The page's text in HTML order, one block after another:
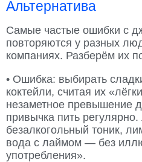
Альтернатива
Самые частые ошибки с
повторяются у разных
компаниях. Разберём их
• Ошибка: выбирать
коктейли, считая их
незаметное превышение
привычка пить
безалкогольный тоник,
вода с лаймом — без
употребления».